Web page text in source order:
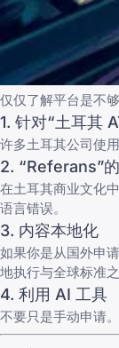
仅仅了解平台是不
1. 针对“土耳其
许多土耳其公司使
2. “Referans”
在土耳其商业文化
语言错误。
3. 内容本地化
如果你是从国外申请
地执行与全球标准
4. 利用 AI 工具
不要只是手动申请